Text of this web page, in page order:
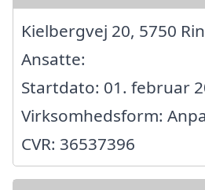
Kielbergvej 20, 5750
Ansatte:
Startdato: 01. februar
Virksomhedsform:
CVR: 36537396